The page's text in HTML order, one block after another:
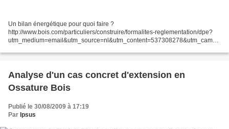
Un bilan énergétique pour quoi faire ?
http://www.bois.com/particuliers/construire/formalites-reglementation/dpe?
utm_medium=email&utm_source=nl&utm_content=537308278&utm_campa
maison en...
Analyse d'un cas concret d'extension en
Ossature Bois
Publié le 30/08/2009 à 17:19
Par Ipsus